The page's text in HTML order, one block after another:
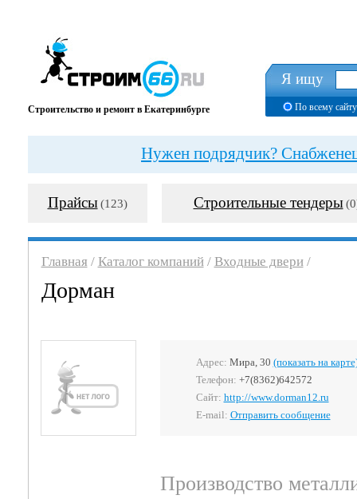
Строительство и ремонт в Екатеринбурге
Я ищу
По всему сайту
Нужен подрядчик?
Прайсы (123) Строительные тендеры
Главная / Каталог компаний/ Входные двери/
Дорман
Адрес: Мира, 30 (показать на
Телефон: +7(8362)642572
Сайт: http://www.dorman12.ru
E-mail: Отправить сообщение
Производство